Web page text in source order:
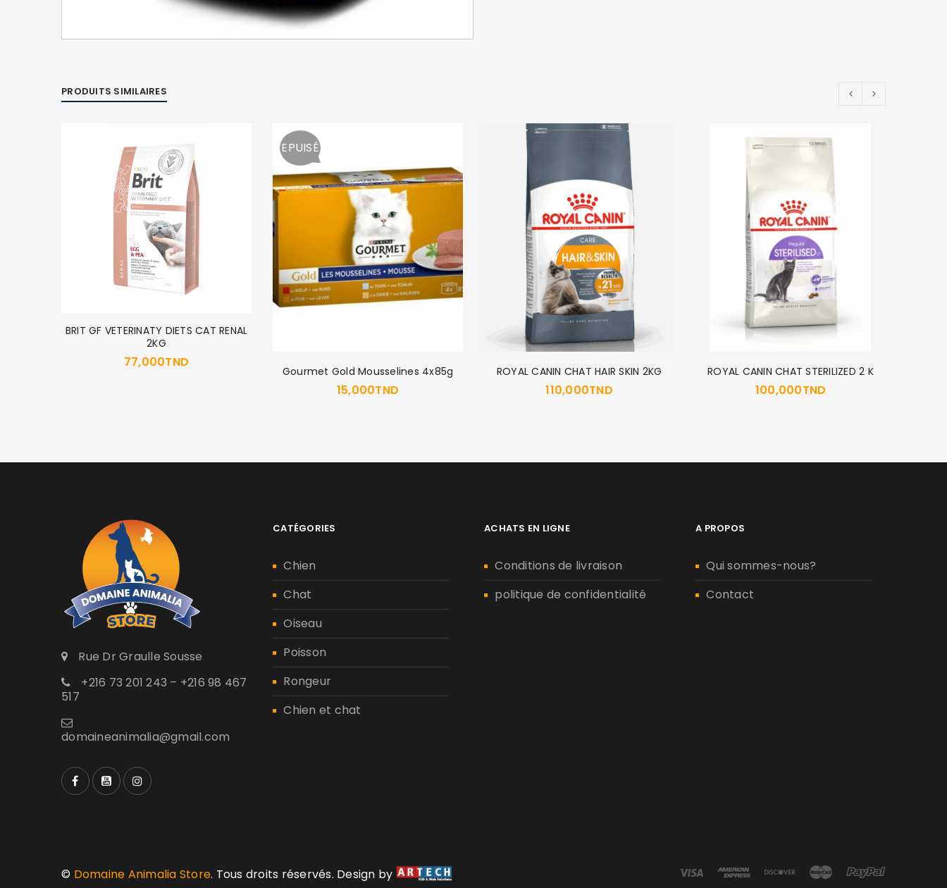
SE CONNECTER
Se souvenir de moi
SE CONNECTER
MOT DE PASSE PERDU ?
PRODUITS SIMILAIRES
BRIT GF VETERINATY DIETS CAT RENAL
2KG
77,000TND
EPUISÉ
Gourmet Gold Mousselines 4x85g
15,000TND
ROYAL CANIN CHAT HAIR SKIN 2KG
110,000TND
ROYAL CANIN CHAT STERILIZED 2 K
100,000TND
Rue Dr Graulle Sousse
+216 73 201 243 – +216 98 467
517
domaineanimalia@gmail.com
CATÉGORIES
Chien
Chat
Oiseau
Poisson
Rongeur
Chien et chat
ACHATS EN LIGNE
Conditions de livraison
politique de confidentialité
A PROPOS
Qui sommes-nous?
Contact
© Domaine Animalia Store. Tous droits réservés. Design by